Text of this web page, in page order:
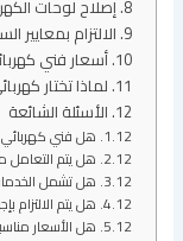
إصلاح لوحات
الالتزام بمعايير
أسعار فني
لماذا تختار
الأسئلة الشائعة
هل فني كهربائي
هل يتم التعامل
هل تشمل
هل يتم الالتزام
هل الأسعار